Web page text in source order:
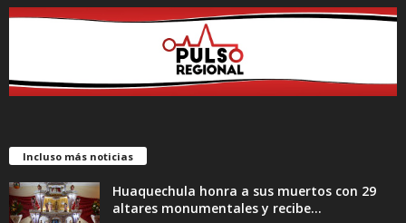
Incluso más noticias
Huaquechula honra a sus muertos con 29
altares monumentales y recibe...